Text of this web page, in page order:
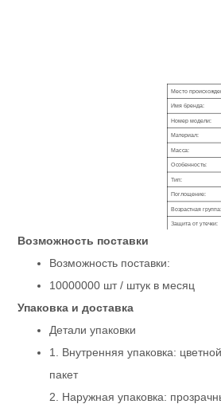
Место
Имя бренда:
Номер модели:
Материал:
Масса:
Особенность:
Тип:
Поглощение:
Возрастная группа:
Защита от утечки:
Товар:
Возможность поставки
Возможность поставки:
10000000 шт / штук в месяц
Упаковка и доставка
Детали упаковки
1. Внутренняя упаковка:
пакет
2. Наружная упаковка: